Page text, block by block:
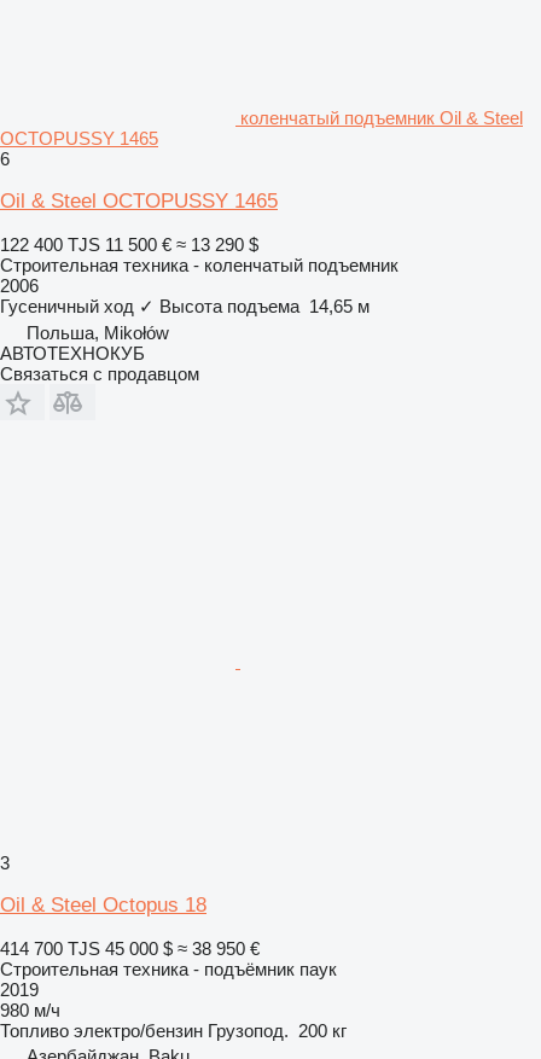
коленчатый подъемник Oil & Steel
OCTOPUSSY 1465
6
Oil & Steel OCTOPUSSY 1465
122 400 TJS 11 500 € ≈ 13 290 $
Строительная техника - коленчатый подъемник
2006
Гусеничный ход ✓ Высота подъема 14,65 м
Польша, Mikołów
АВТОТЕХНОКУБ
Связаться с продавцом
3
Oil & Steel Octopus 18
414 700 TJS 45 000 $ ≈ 38 950 €
Строительная техника - подъёмник паук
2019
980 м/ч
Топливо электро/бензин Грузопод. 200 кг